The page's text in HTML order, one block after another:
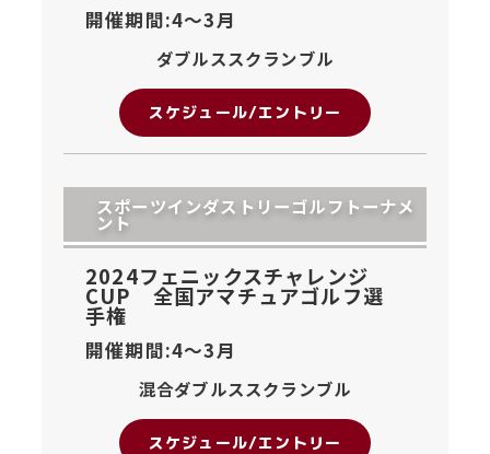
開催期間:4〜3月
ダブルススクランブル
スケジュール/エントリー
スポーツインダストリーゴルフトーナメ
ント
2024フェニックスチャレンジ
CUP 全国アマチュアゴルフ選
手権
開催期間:4〜3月
混合ダブルススクランブル
スケジュール/エントリー